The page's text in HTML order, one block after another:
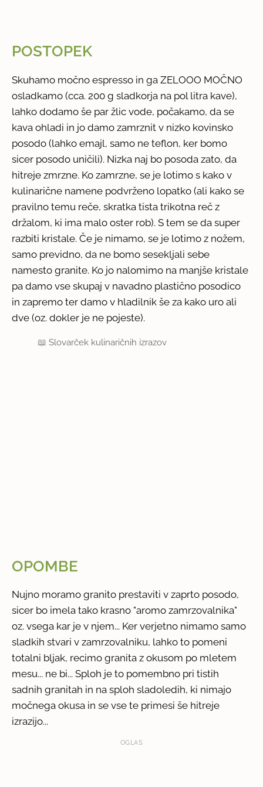
POSTOPEK
Skuhamo močno espresso in ga ZELOOO MOČNO
osladkamo (cca. 200 g sladkorja na pol litra kave),
lahko dodamo še par žlic vode, počakamo, da se
kava ohladi in jo damo zamrznit v nizko kovinsko
posodo (lahko emajl, samo ne teflon, ker bomo
sicer posodo uničili). Nizka naj bo posoda zato, da
hitreje zmrzne. Ko zamrzne, se je lotimo s kako v
kulinarične namene podvrženo lopatko (ali kako se
pravilno temu reče, skratka tista trikotna reč z
držalom, ki ima malo oster rob). S tem se da super
razbiti kristale. Če je nimamo, se je lotimo z nožem,
samo previdno, da ne bomo sesekljali sebe
namesto granite. Ko jo nalomimo na manjše kristale
pa damo vse skupaj v navadno plastično posodico
in zapremo ter damo v hladilnik še za kako uro ali
dve (oz. dokler je ne pojeste).
📖Slovarček kulinaričnih izrazov
OPOMBE
Nujno moramo granito prestaviti v zaprto posodo,
sicer bo imela tako krasno "aromo zamrzovalnika"
oz. vsega kar je v njem... Ker verjetno nimamo samo
sladkih stvari v zamrzovalniku, lahko to pomeni
totalni bljak, recimo granita z okusom po mletem
mesu... ne bi... Sploh je to pomembno pri tistih
sadnih granitah in na sploh sladoledih, ki nimajo
močnega okusa in se vse te primesi še hitreje
izrazijo...
OGLAS